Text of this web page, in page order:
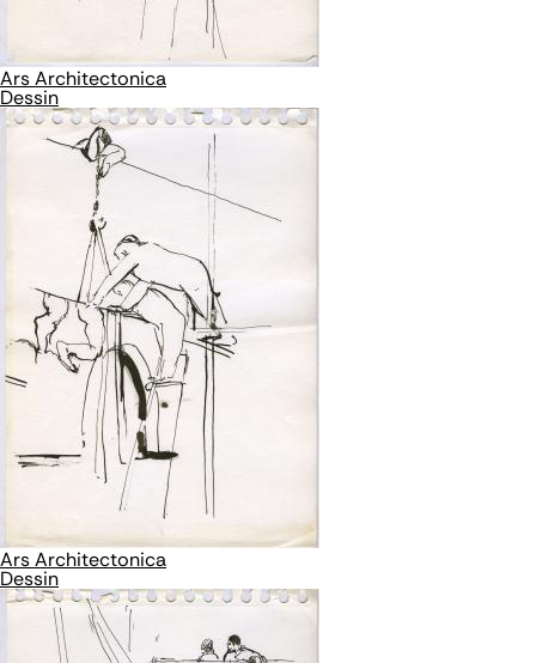
Ars Architectonica
Dessin
Ars Architectonica
Dessin